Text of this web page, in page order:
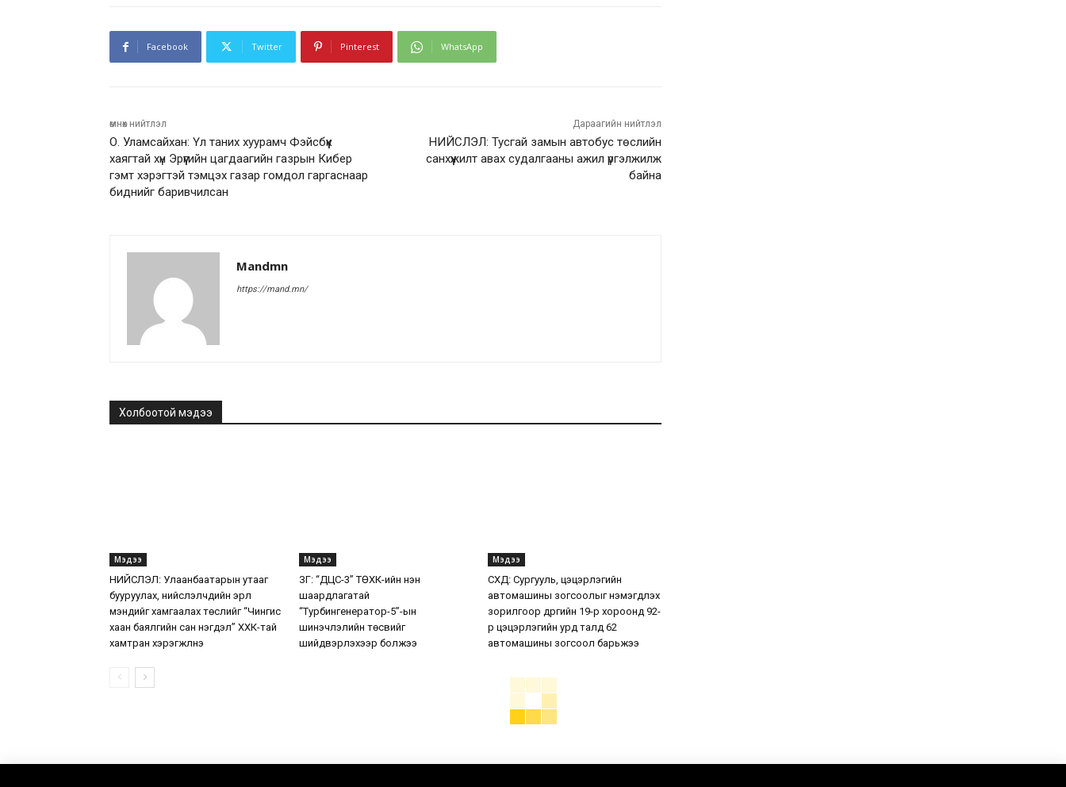
Facebook Twitter Pinterest WhatsApp
өмнөх нийтлэл
О. Уламсайхан: Үл таних хуурамч Фэйсбүүк
хаягтай хүн Эрүүгийн цагдаагийн газрын Кибер
гэмт хэрэгтэй тэмцэх газар гомдол гаргаснаар
биднийг баривчилсан
Дараагийн нийтлэл
НИЙСЛЭЛ: Тусгай замын автобус төслийн
санхүүжилт авах судалгааны ажил үргэлжилж
байна
Mandmn
https://mand.mn/
Холбоотой мэдээ
Мэдээ
НИЙСЛЭЛ: Улаанбаатарын утааг
бууруулах, нийслэлчүүдийн эрүүл
мэндийг хамгаалах төслийг “Чингис
хаан баялгийн сан нэгдэл” ХХК-тай
хамтран хэрэгжүүлнэ
Мэдээ
ЗГ: “ДЦС-3” ТӨХК-ийн нэн
шаардлагатай
“Турбингенератор-5”-ын
шинэчлэлийн төсвийг
шийдвэрлэхээр болжээ
Мэдээ
СХД: Сургууль, цэцэрлэгийн
автомашины зогсоолыг нэмэгдүүлэх
зорилгоор дүүргийн 19-р хороонд 92-
р цэцэрлэгийн урд талд 62
автомашины зогсоол барьжээ